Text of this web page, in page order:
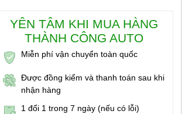
YÊN TÂM KHI MUA HÀNG
THÀNH CÔNG AUTO
Miễn phí vận chuyển toàn quốc
Được đồng kiểm và thanh toán sau khi
nhận hàng
1 đổi 1 trong 7 ngày (nếu có lỗi)